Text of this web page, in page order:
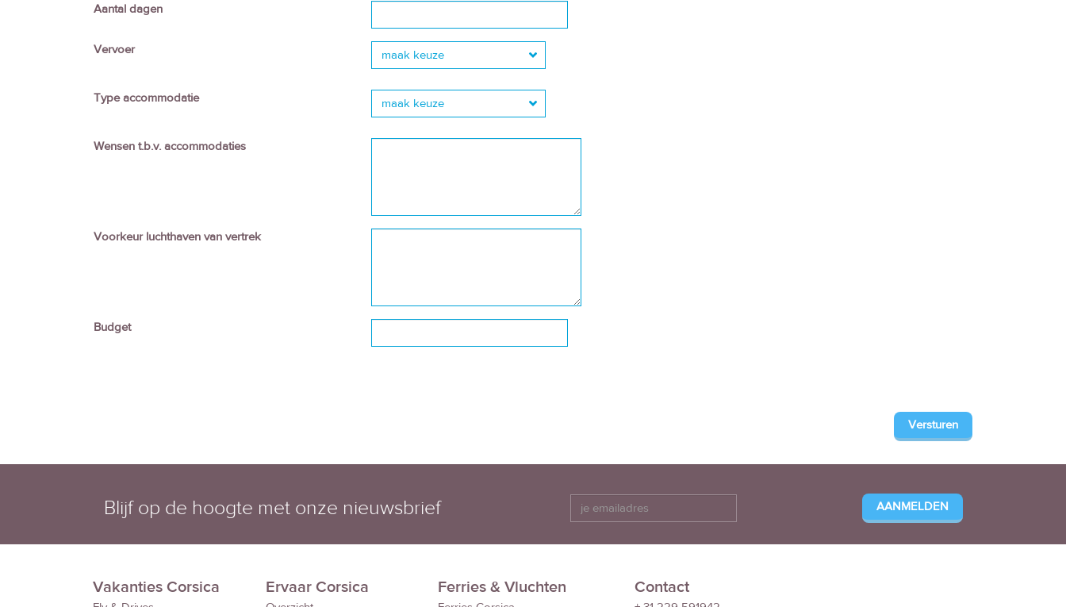
Aantal dagen
Vervoer maak keuze
Type accommodatie maak keuze
Wensen t.b.v. accommodaties
Voorkeur luchthaven van vertrek
Budget
Blijf op de hoogte met onze nieuwsbrief
Vakanties Corsica Ervaar Corsica Ferries & Vluchten Contact